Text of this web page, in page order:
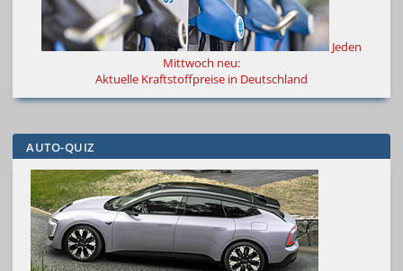
Jeden
Mittwoch neu:
Aktuelle Kraftstoffpreise in Deutschland
AUTO-QUIZ